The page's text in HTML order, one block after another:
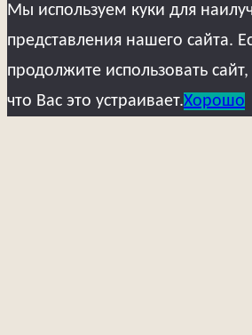
Мы используем куки для
представления нашего сайта.
продолжите использовать
что Вас это устраивает.Хорошо